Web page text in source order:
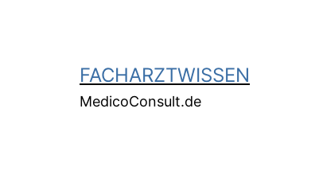
FACHARZTWISSEN
MedicoConsult.de